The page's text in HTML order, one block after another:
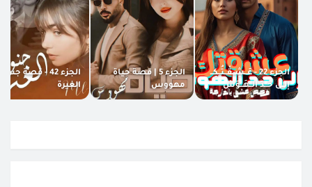
الجزء 22 - عَــشِــقْــتُــكِــ
إلــى حَــدّ الــهَــوَسْ
الجزء 5 | قصة حياة
مهووس
الجزء 42 - قصة جنون
الغيرة